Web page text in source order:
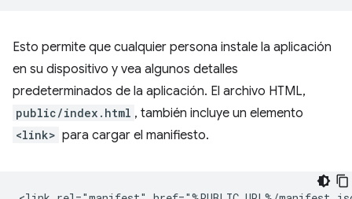
Esto permite que cualquier persona instale la aplicación
en su dispositivo y vea algunos detalles
predeterminados de la aplicación. El archivo HTML,
public/index.html , también incluye un elemento
<link> para cargar el manifiesto.